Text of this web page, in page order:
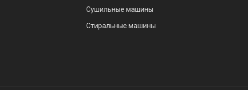
Сушильные машины
Стиральные машины